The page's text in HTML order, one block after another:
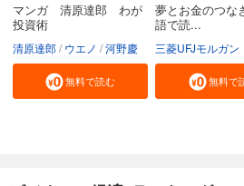
マンガ 清原達郎 わが
投資術
清原達郎 ウエノ 河野慶
無料で読む
夢とお金のつな
語で読...
無料で